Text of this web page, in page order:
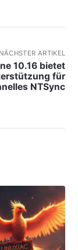
NÄCHSTER ARTIKEL
10.16 bietet
für
NTSync